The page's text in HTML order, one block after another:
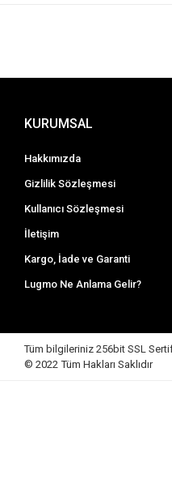
KURUMSAL
Hakkımızda
Gizlilik Sözleşmesi
Kullanıcı Sözleşmesi
İletişim
Kargo, İade ve Garanti
Lugmo Ne Anlama Gelir?
Tüm bilgileriniz 256bit SSL
© 2022Tüm Hakları Saklıdır